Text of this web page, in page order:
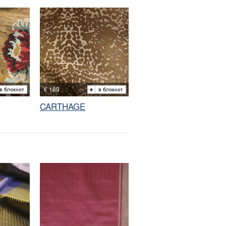
€ 189
CARTHAGE